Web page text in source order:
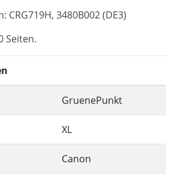
CRG719H, 3480B002 (DE3)
Seiten.
GruenePunkt
XL
Canon